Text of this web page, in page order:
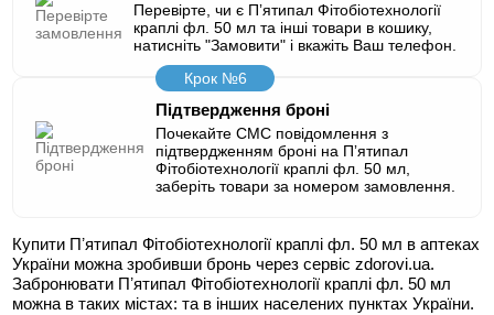
Перевірте, чи є Пʼятипал Фітобіотехнології
краплі фл. 50 мл та інші товари в кошику,
натисніть "Замовити" і вкажіть Ваш телефон.
Крок №6
Підтвердження броні
Почекайте СМС повідомлення з
підтвердженням броні на Пʼятипал
Фітобіотехнології краплі фл. 50 мл,
заберіть товари за номером замовлення.
Купити Пʼятипал Фітобіотехнології краплі фл. 50 мл в аптеках
України можна зробивши бронь через сервіс zdorovi.ua.
Забронювати Пʼятипал Фітобіотехнології краплі фл. 50 мл
можна в таких містах:та в інших населених пунктах України.